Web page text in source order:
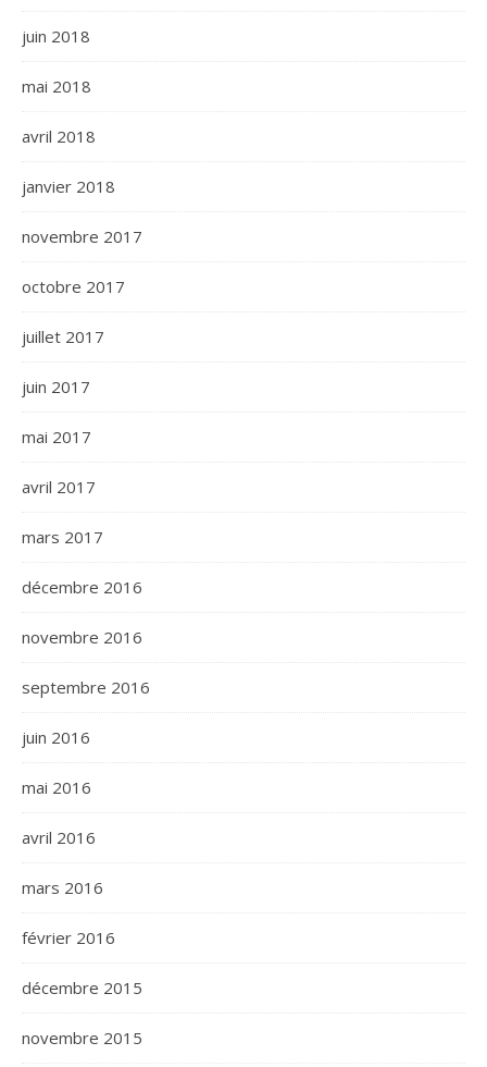
juin 2018
mai 2018
avril 2018
janvier 2018
novembre 2017
octobre 2017
juillet 2017
juin 2017
mai 2017
avril 2017
mars 2017
décembre 2016
novembre 2016
septembre 2016
juin 2016
mai 2016
avril 2016
mars 2016
février 2016
décembre 2015
novembre 2015